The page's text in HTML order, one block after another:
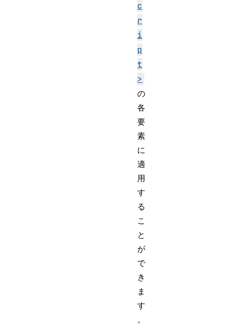
c
r
i
p
t
>
の
各
要
素
に
適
用
す
る
こ
と
が
で
き
ま
す
。